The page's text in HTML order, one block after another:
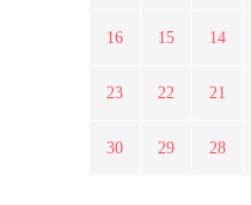
14
15
16
21
22
23
28
29
30